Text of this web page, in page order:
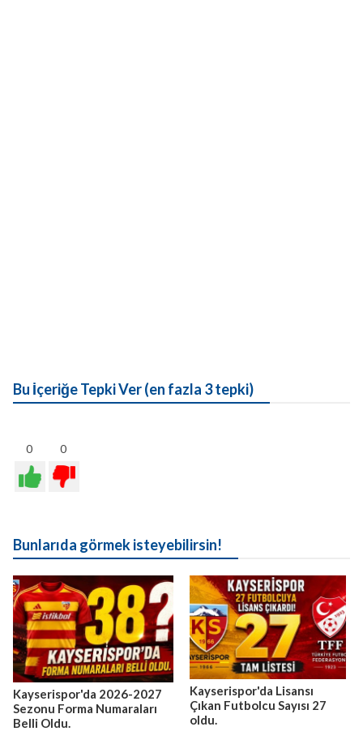
Bu İçeriğe Tepki Ver (en fazla 3 tepki)
0 0
Bunlarıda görmek isteyebilirsin!
Kayserispor'da 2026-2027
Sezonu Forma Numaraları
Belli Oldu.
Kayserispor'da Lisansı
Çıkan Futbolcu Sayısı 27
oldu.